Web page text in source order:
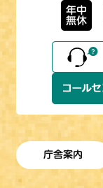
年中
無休
庁舎案内